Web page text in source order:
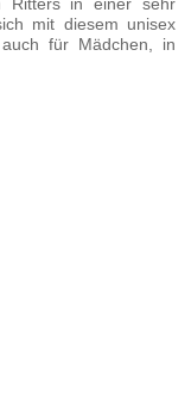
mit diesem unisex
für Mädchen, in